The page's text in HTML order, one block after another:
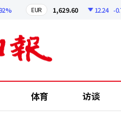
EUR 1,629.60 12.24 -0.75%
体育 访谈